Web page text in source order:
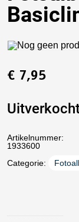
€ 7,95
Artikelnummer:
1933600
Categorie: